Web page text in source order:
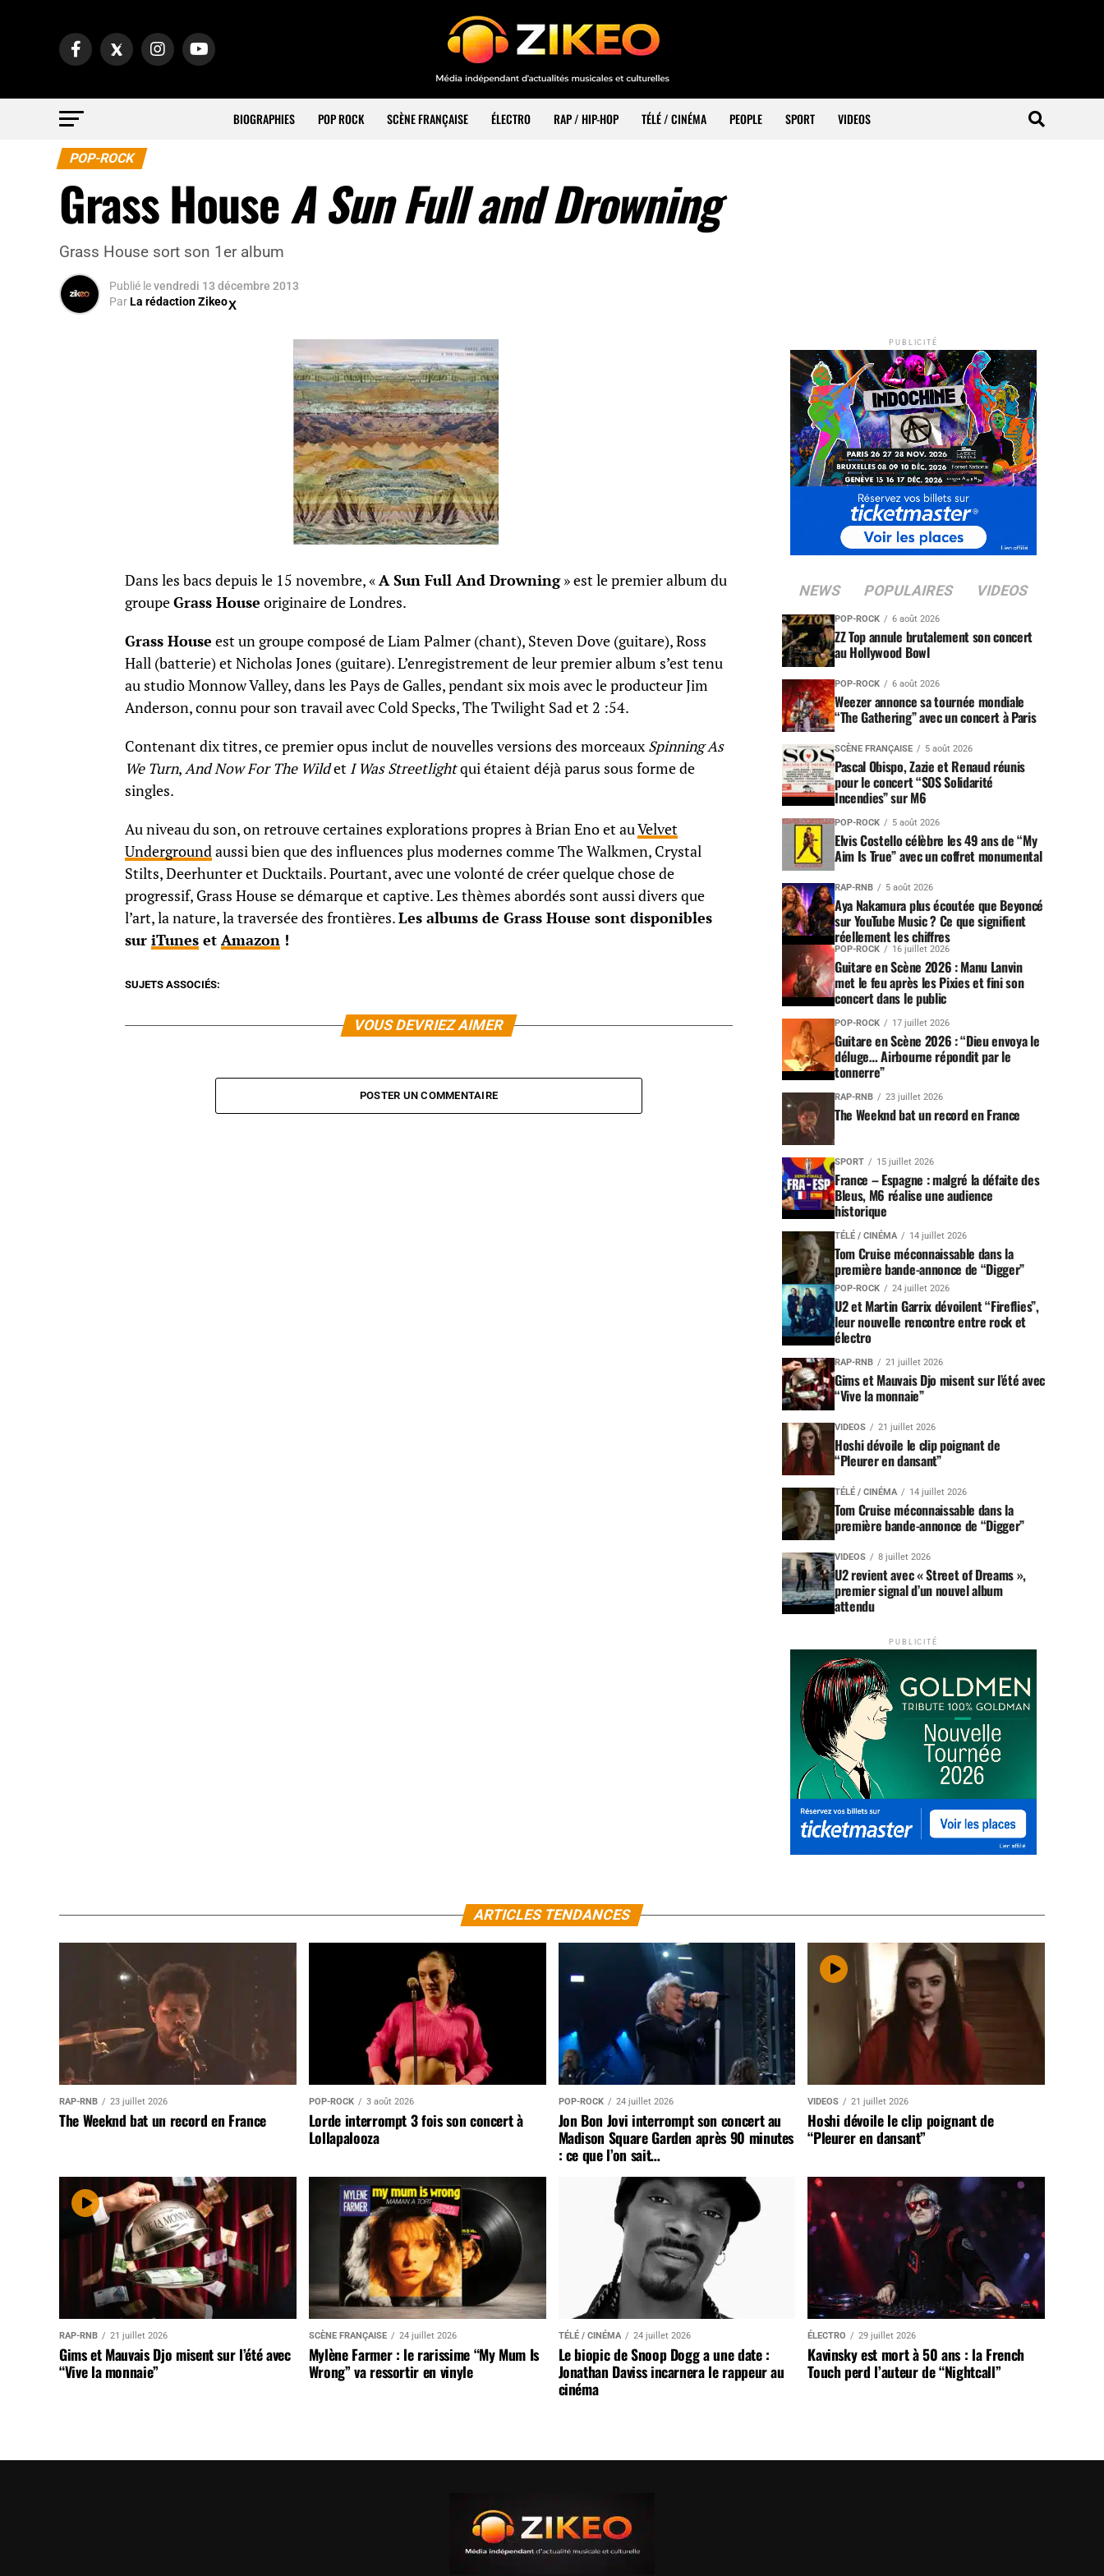
BIOGRAPHIES POP ROCK SCÈNE FRANÇAISE ÉLECTRO RAP / HIP-HOP TÉLÉ / CINÉMA PEOPLE SPORT VIDEOS
POP-ROCK
Grass HouseA Sun Full and Drowning
Grass House sort son 1er album
Publié levendredi 13 décembre 2013
ParLa rédaction Zikeo
Dans les bacs depuis le 15 novembre, «A Sun Full And Drowning» est le premier album du
groupeGrass House originaire de Londres.
Grass House est un groupe composé de Liam Palmer (chant), Steven Dove (guitare), Ross
Hall (batterie) et Nicholas Jones (guitare). L’enregistrement de leur premier album s’est tenu
au studio Monnow Valley, dans les Pays de Galles, pendant six mois avec le producteur Jim
Anderson, connu pour son travail avec Cold Specks, The Twilight Sad et 2 :54.
Contenant dix titres, ce premier opus inclut de nouvelles versions des morceaux Spinning As
We Turn,And Now For The Wildet I Was Streetlightqui étaient déjà parus sous forme de
singles.
Au niveau du son, on retrouve certaines explorations propres à Brian Eno et auVelvet
Undergroundaussi bien que des influences plus modernes comme The Walkmen, Crystal
Stilts, Deerhunter et Ducktails. Pourtant, avec une volonté de créer quelque chose de
progressif, Grass House se démarque et captive. Les thèmes abordés sont aussi divers que
l’art, la nature, la traversée des frontières.Les albums de Grass House sont disponibles
sur iTunes et Amazon !
SUJETS ASSOCIÉS:
VOUS DEVRIEZ AIMER
POSTER UN COMMENTAIRE
PUBLICITÉ
NEWS POPULAIRES VIDEOS
POP-ROCK 6 août 2026
ZZ Top annule brutalement son concert
au Hollywood Bowl
POP-ROCK 6 août 2026
Weezer annonce sa tournée mondiale
“The Gathering” avec un concert à Paris
SCÈNE FRANÇAISE 5 août 2026
Pascal Obispo, Zazie et Renaud réunis
pour le concert “SOS Solidarité
Incendies” sur M6
POP-ROCK 5 août 2026
Elvis Costello célèbre les 49 ans de “My
Aim Is True” avec un coffret monumental
RAP-RNB 5 août 2026
Aya Nakamura plus écoutée que Beyoncé
sur YouTube Music ? Ce que signifient
réellement les chiffres
POP-ROCK 16 juillet 2026
Guitare en Scène 2026 : Manu Lanvin
met le feu après les Pixies et fini son
concert dans le public
POP-ROCK 17 juillet 2026
Guitare en Scène 2026 : “Dieu envoya le
déluge… Airbourne répondit par le
tonnerre”
RAP-RNB 23 juillet 2026
The Weeknd bat un record en France
SPORT 15 juillet 2026
France – Espagne : malgré la défaite des
Bleus, M6 réalise une audience
historique
TÉLÉ / CINÉMA 14 juillet 2026
Tom Cruise méconnaissable dans la
première bande-annonce de “Digger”
POP-ROCK 24 juillet 2026
U2 et Martin Garrix dévoilent “Fireflies”,
leur nouvelle rencontre entre rock et
électro
RAP-RNB 21 juillet 2026
Gims et Mauvais Djo misent sur l’été avec
“Vive la monnaie”
VIDEOS 21 juillet 2026
Hoshi dévoile le clip poignant de
“Pleurer en dansant”
TÉLÉ / CINÉMA 14 juillet 2026
Tom Cruise méconnaissable dans la
première bande-annonce de “Digger”
VIDEOS 8 juillet 2026
U2 revient avec « Street of Dreams »,
premier signal d’un nouvel album
attendu
PUBLICITÉ
ARTICLES TENDANCES
RAP-RNB 23 juillet 2026
The Weeknd bat un record en France
POP-ROCK 3 août 2026
Lorde interrompt 3 fois son concert à
Lollapalooza
POP-ROCK 24 juillet 2026
Jon Bon Jovi interrompt son concert au
Madison Square Garden après 90 minutes
: ce que l’on sait…
VIDEOS 21 juillet 2026
Hoshi dévoile le clip poignant de
“Pleurer en dansant”
RAP-RNB 21 juillet 2026
Gims et Mauvais Djo misent sur l’été avec
“Vive la monnaie”
SCÈNE FRANÇAISE 24 juillet 2026
Mylène Farmer : le rarissime “My Mum Is
Wrong” va ressortir en vinyle
TÉLÉ / CINÉMA 24 juillet 2026
Le biopic de Snoop Dogg a une date :
Jonathan Daviss incarnera le rappeur au
cinéma
ÉLECTRO 29 juillet 2026
Kavinsky est mort à 50 ans : la French
Touch perd l’auteur de “Nightcall”